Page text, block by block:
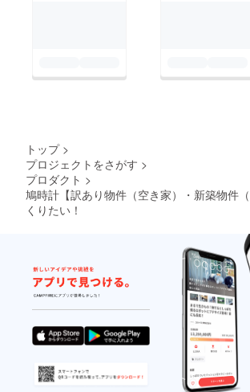
トップ >
プロジェクトをさがす >
プロダクト >
鳩時計【訳あり物件（空き家）・新築物件
くりたい！